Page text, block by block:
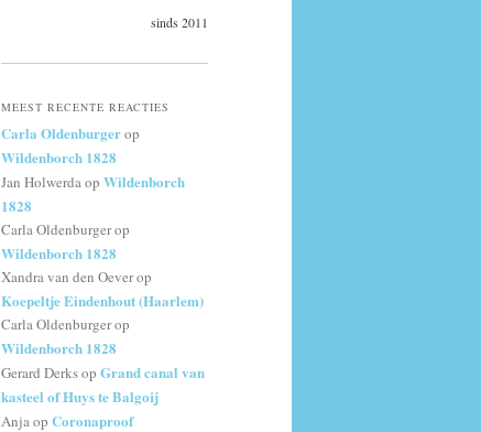
sinds 2011
MEEST RECENTE REACTIES
Carla Oldenburgerop
Wildenborch 1828
Jan Holwerdaop Wildenborch
1828
Carla Oldenburgerop
Wildenborch 1828
Xandra van den Oeverop
Koepeltje Eindenhout (Haarlem)
Carla Oldenburgerop
Wildenborch 1828
Gerard Derksop Grand canal van
kasteel of Huys te Balgoij
Anjaop Coronaproof